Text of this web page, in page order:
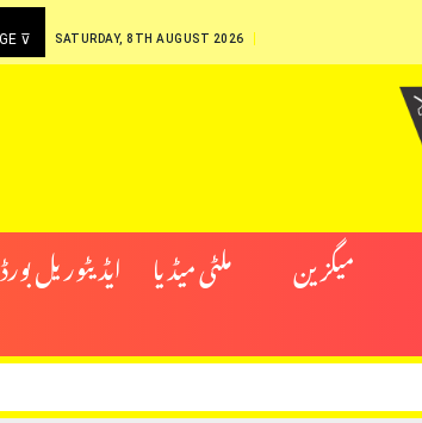
⊽ SATURDAY, 8TH AUGUST 2026
میگزین ملٹی میڈیا ایڈیٹوریل بورڈ